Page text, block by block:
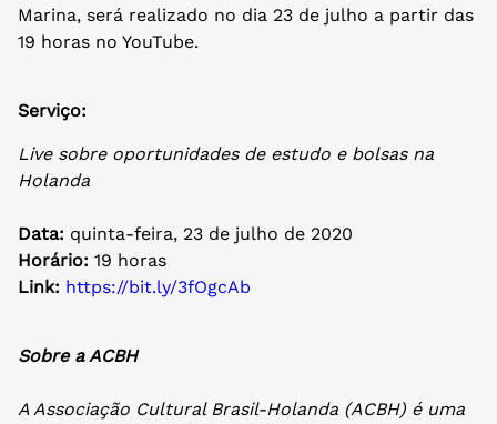
Marina, será realizado no dia 23 de julho a partir das
19 horas no YouTube.
Serviço:
Live sobre oportunidades de estudo e bolsas na
Holanda
Data: quinta-feira, 23 de julho de 2020
Horário: 19 horas
Link: https://bit.ly/3fOgcAb
Sobre a ACBH
A Associação Cultural Brasil-Holanda (ACBH) é uma